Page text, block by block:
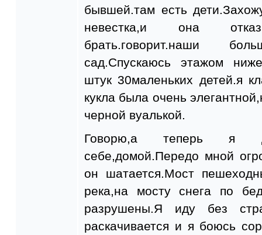
бывшей.там есть
невестка,и она
брать.говорит.наши
сад.Спускаюсь этажом
штук 30маленьких детей.я
кукла была очень
черной вуалькой.
Говорю,а теперь я
себе,домой.Передо мной
он шатается.Мост
река,на мосту снега по
разрушены.Я иду без
раскачивается и я боюсь